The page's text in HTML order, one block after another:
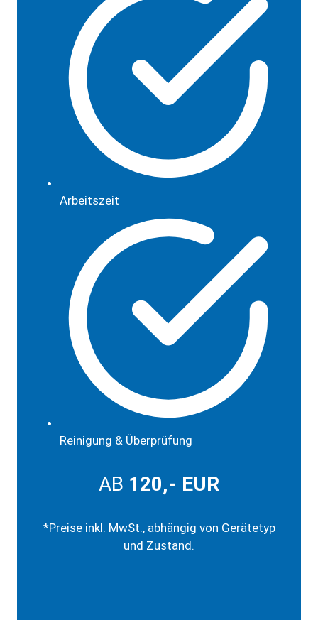
Arbeitszeit
Reinigung & Überprüfung
AB 120,- EUR
*Preise inkl. MwSt., abhängig von Gerätetyp
und Zustand.